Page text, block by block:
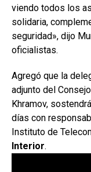
viendo todos los
solidaria,
seguridad», dijo
oficialistas.
Agregó que la
adjunto del
Khramov,
días con
Instituto de
Interior.